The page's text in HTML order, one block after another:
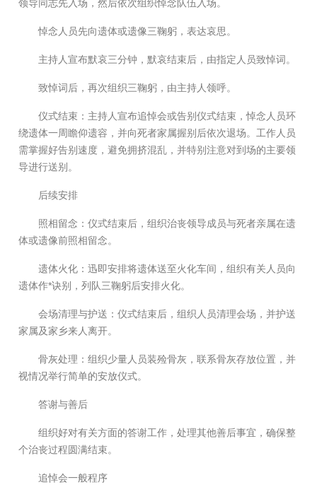
领导同志先入场，然后依次组织悼念队伍入场。
悼念人员先向遗体或遗像三鞠躬，表达哀思。
主持人宣布默哀三分钟，默哀结束后，由指定人员致悼词。
致悼词后，再次组织三鞠躬，由主持人领呼。
仪式结束：主持人宣布追悼会或告别仪式结束，悼念人员环
绕遗体一周瞻仰遗容，并向死者家属握别后依次退场。工作人员
需掌握好告别速度，避免拥挤混乱，并特别注意对到场的主要领
导进行送别。
后续安排
照相留念：仪式结束后，组织治丧领导成员与死者亲属在遗
体或遗像前照相留念。
遗体火化：迅即安排将遗体送至火化车间，组织有关人员向
遗体作*诀别，列队三鞠躬后安排火化。
会场清理与护送：仪式结束后，组织人员清理会场，并护送
家属及家乡来人离开。
骨灰处理：组织少量人员装殓骨灰，联系骨灰存放位置，并
视情况举行简单的安放仪式。
答谢与善后
组织好对有关方面的答谢工作，处理其他善后事宜，确保整
个治丧过程圆满结束。
追悼会一般程序